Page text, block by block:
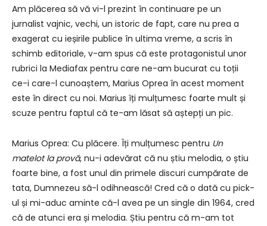
Am plăcerea să vă vi-l prezint în continuare pe un
jurnalist vajnic, vechi, un istoric de fapt, care nu prea a
exagerat cu ieșirile publice în ultima vreme, a scris în
schimb editoriale, v-am spus că este protagonistul unor
rubrici la Mediafax pentru care ne-am bucurat cu toții
ce-i care-l cunoaștem, Marius Oprea în acest moment
este în direct cu noi. Marius îți mulțumesc foarte mult și
scuze pentru faptul că te-am lăsat să aștepți un pic.
Marius Oprea: Cu plăcere. Îți mulțumesc pentru Un
matelot la provă, nu-i adevărat că nu știu melodia, o știu
foarte bine, a fost unul din primele discuri cumpărate de
tata, Dumnezeu să-l odihnească! Cred că o dată cu pick-
ul și mi-aduc aminte că-l avea pe un single din 1964, cred
că de atunci era și melodia. Știu pentru că m-am tot